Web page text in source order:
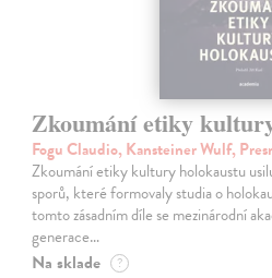
Zkoumání etiky
Fogu Claudio, Kansteiner Wulf,
Zkoumání etiky kultury holokaustu
sporů, které formovaly studia o
tomto zásadním díle se mezinárodní
generace…
Na sklade ?